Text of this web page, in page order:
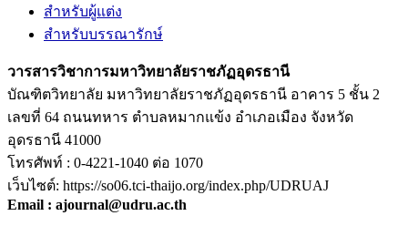
สำหรับผู้แต่ง
สำหรับบรรณารักษ์
วารสารวิชาการมหาวิทยาลัยราชภัฏอุดรธานี
บัณฑิตวิทยาลัย มหาวิทยาลัยราชภัฏอุดรธานี อาคาร 5 ชั้น 2
เลขที่ 64 ถนนทหาร ตำบลหมากแข้ง อำเภอเมือง จังหวัด
อุดรธานี 41000
โทรศัพท์ : 0-4221-1040 ต่อ 1070
เว็บไซต์: https://so06.tci-thaijo.org/index.php/UDRUAJ
Email : ajournal@udru.ac.th